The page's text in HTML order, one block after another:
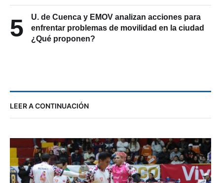
5
U. de Cuenca y EMOV analizan acciones para
enfrentar problemas de movilidad en la ciudad
¿Qué proponen?
LEER A CONTINUACIÓN